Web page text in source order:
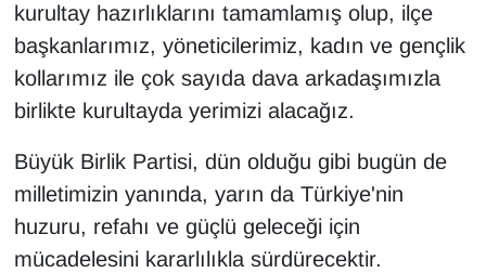
kurultay hazırlıklarını tamamlamış olup, ilçe
başkanlarımız, yöneticilerimiz, kadın ve gençlik
kollarımız ile çok sayıda dava arkadaşımızla
birlikte kurultayda yerimizi alacağız.
Büyük Birlik Partisi, dün olduğu gibi bugün de
milletimizin yanında, yarın da Türkiye'nin
huzuru, refahı ve güçlü geleceği için
mücadelesini kararlılıkla sürdürecektir.